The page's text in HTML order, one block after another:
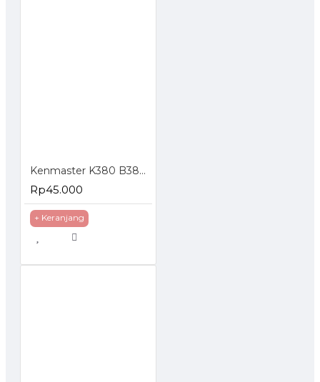
Kenmaster K380 B380 Tool Box Kotak Perkakas
Rp45.000
+ Keranjang